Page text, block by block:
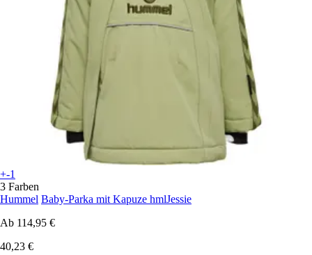
+-1
3 Farben
Hummel Baby-Parka mit Kapuze hmlJessie
Ab 114,95 €
40,23 €